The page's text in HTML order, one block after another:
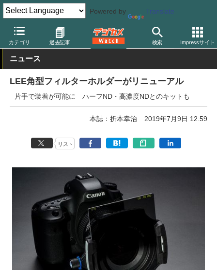
Powered by Translate
カテゴリ 過去記事 検索 Impressサイト
デジカメ Watch レンズ レンズフィルター LEE
ニュース
LEE角型フィルターホルダーがリニューアル
片手で装着が可能に ハーフND・高濃度NDとのキットも
本誌：折本幸治 2019年7月9日 12:59
リスト